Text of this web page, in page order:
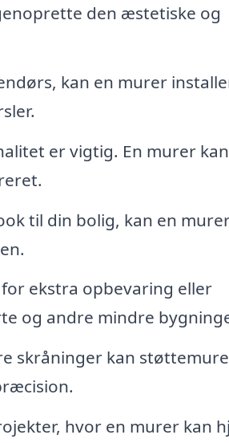
den æstetiske og
kan en murer
er vigtig. En murer kan
til din bolig, kan en
ekstra opbevaring eller
og andre mindre
skråninger kan
hvor en murer kan